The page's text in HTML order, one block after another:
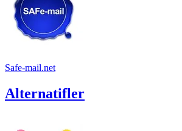
Safe-mail.net
Alternatifler